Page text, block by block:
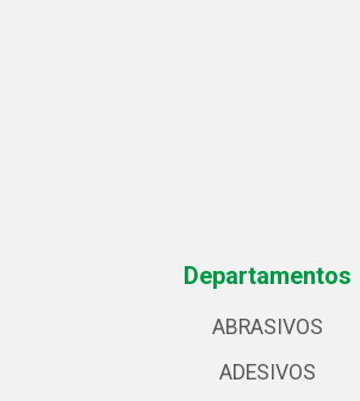
Departamentos
ABRASIVOS
ADESIVOS